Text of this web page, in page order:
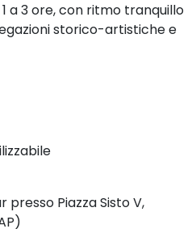
a 3 ore, con ritmo tranquillo
storico-artistiche e
Piazza Sisto V,